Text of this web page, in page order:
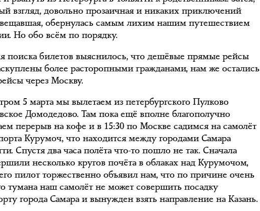
взгляд, довольно прозаичная и никаких приключений
обернулась самым лихим нашим путешествием
Но обо всём по порядку.
поиска билетов выяснилось, что дешёвые прямые рейсы
более расторопными гражданами, нам же остались
через Москву.
5 марта мы вылетаем из петербургского Пулково
Домодедово. Там пока ещё вполне благополучно
перерыв на кофе и в 15:30 по Москве садимся на самолёт
Курумоч, что находится между городами Самара
Спустя два часа полёта что-то пошло не так. Сначала
несколько кругов почёта в облаках над Курумочом,
пилот торжественно объявил нам, что по причине очень
тумана наш самолёт не может совершить посадку
города Самара и вынужден взять направление на Казань.